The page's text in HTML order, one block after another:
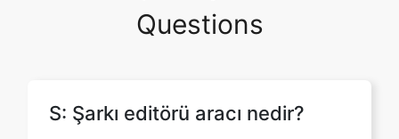
S: Şarkı editörü aracı nedir?
geliştirmenize olanak tanıyan çevrimiçi